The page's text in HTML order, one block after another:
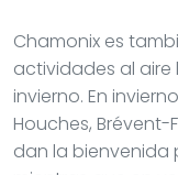
Chamonix es
actividades al
invierno. En
Houches, Brévent-
dan la bienvenida